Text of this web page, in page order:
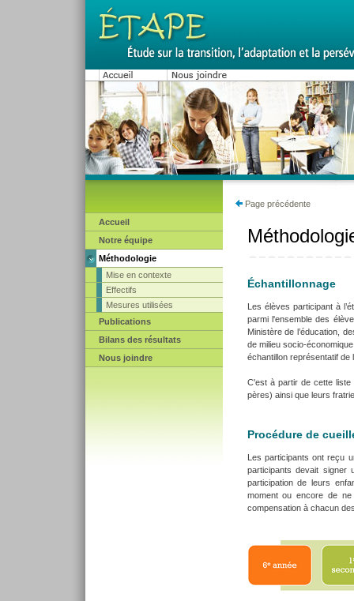
Accueil
Notre équipe
Méthodologie
Mise en contexte
Effectifs
Mesures utilisées
Publications
Bilans des résultats
Nous joindre
Page précédente
Échantillonnage
Les élèves participant à
parmi l'ensemble des
Ministère de l’éducation,
de milieu socio-
échantillon représentatif
C'est à partir de cette
pères) ainsi que leurs
Procédure de
Les participants ont reçu
participants devait signer
participation de leurs
moment ou encore de
compensation à chacun